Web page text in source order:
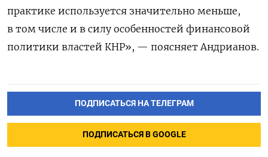
практике используется значительно меньше,
в том числе и в силу особенностей финансовой
политики властей КНР», — поясняет Андрианов.
ПОДПИСАТЬСЯ НА ТЕЛЕГРАМ
ПОДПИСАТЬСЯ В GOOGLE